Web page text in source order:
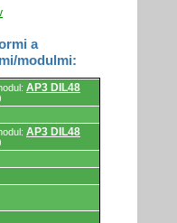
a
modulmi:
AP3 DIL48
AP3 DIL48